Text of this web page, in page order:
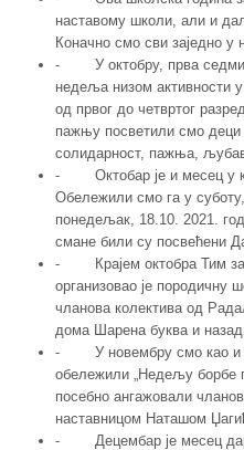
наставому школи, али и
Коначно смо сви заједно
- У октобру, прва
недеља низом активности
од првог до четвртог
пажњу посветили смо деци
солидарност, пажња,
- Октобар је и месец у
Обележили смо га у
понедељак, 18.10. 2021.
смане били су посвећени
- Крајем октобра Тим за
организовао је породичну
чланова колектива од
дома Шарена буква и
- У новембру смо као и
обележили „Недељу борбе
посебно ангажовали
наставницом Наташом
- Децембар је месец